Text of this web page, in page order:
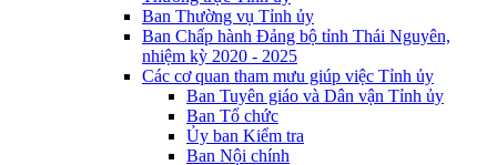
Ban Thường vụ Tỉnh ủy
Ban Chấp hành Đảng bộ tỉnh Thái Nguyên,
nhiệm kỳ 2020 - 2025
Các cơ quan tham mưu giúp việc Tỉnh ủy
Ban Tuyên giáo và Dân vận Tỉnh ủy
Ban Tổ chức
Ủy ban Kiểm tra
Ban Nội chính